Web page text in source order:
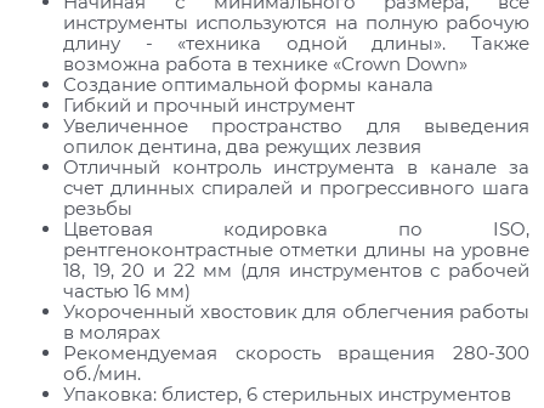
инструменты используются на полную рабочую
длину - «техника одной длины». Также
возможна работа в технике «Сrown Down»
Создание оптимальной формы канала
Гибкий и прочный инструмент
Увеличенное пространство для выведения
опилок дентина, два режущих лезвия
Отличный контроль инструмента в канале за
счет длинных спиралей и прогрессивного шага
резьбы
Цветовая кодировка по ISO,
рентгеноконтрастные отметки длины на уровне
18, 19, 20 и 22 мм (для инструментов с рабочей
частью 16 мм)
Укороченный хвостовик для облегчения работы
в молярах
Рекомендуемая скорость вращения 280-300
об./мин.
Упаковка: блистер, 6 стерильных инструментов